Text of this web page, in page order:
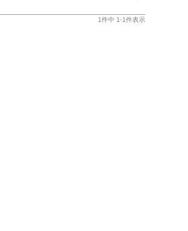
1件中 1-1件表示